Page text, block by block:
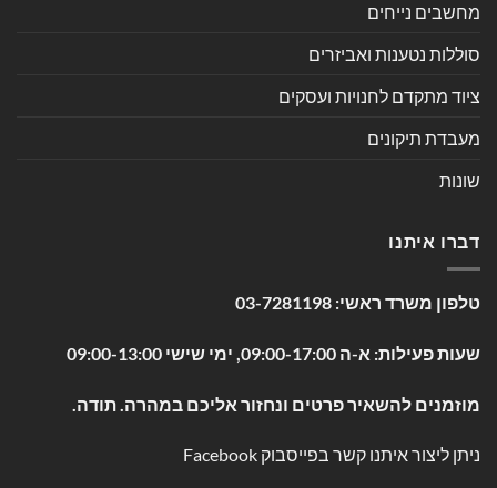
מחשבים נייחים
סוללות נטענות ואביזרים
ציוד מתקדם לחנויות ועסקים
מעבדת תיקונים
שונות
דברו איתנו
טלפון משרד ראשי: 03-7281198
שעות פעילות: א-ה 09:00-17:00, ימי שישי 09:00-13:00
מוזמנים להשאיר פרטים ונחזור אליכם במהרה. תודה.
ניתן ליצור איתנו קשר בפייסבוק Facebook